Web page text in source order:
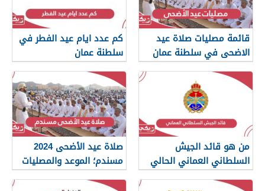
قائمة مصليات صلاة عيد
الاضحى في سلطنة عمان
2024
كم عدد ايام عيد الفطر في
سلطنة عمان
من هو قائد الجيش
السلطاني العماني الحالي
صلاة عيد الأضحى 2024
مسندم؛ الموعد والمصليات